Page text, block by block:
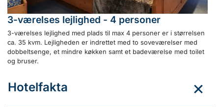
3-værelses lejlighed - 4 personer
3-værelses lejlighed med plads til max 4 personer er i størrelsen
ca. 35 kvm. Lejligheden er indrettet med to soveværelser med
dobbeltsenge, et mindre køkken samt et badeværelse med toilet
og bruser.
Hotelfakta